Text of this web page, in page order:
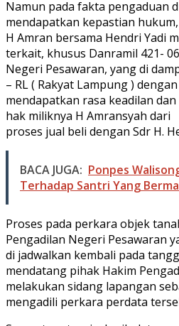
Namun pada fakta pengaduan
mendapatkan kepastian
H Amran bersama Hendri Yadi
terkait, khusus Danramil 421-
Negeri Pesawaran, yang di
– RL ( Rakyat Lampung )
mendapatkan rasa keadilan
hak miliknya H Amransyah dari
proses jual beli dengan Sdr H.
BACA JUGA: Ponpes
Terhadap Santri Yang
Proses pada perkara objek
Pengadilan Negeri Pesawaran
di jadwalkan kembali pada
mendatang pihak Hakim
melakukan sidang lapangan
mengadili perkara perdata